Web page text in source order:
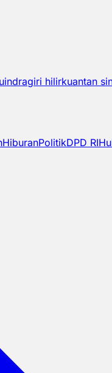
indragiri hilirkuantan
HiburanPolitikDPD RI